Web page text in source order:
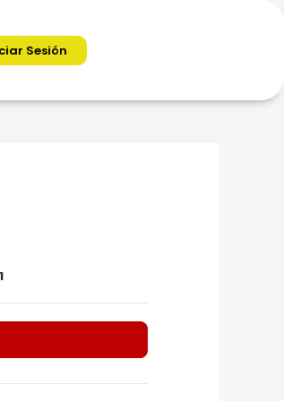
Sesión